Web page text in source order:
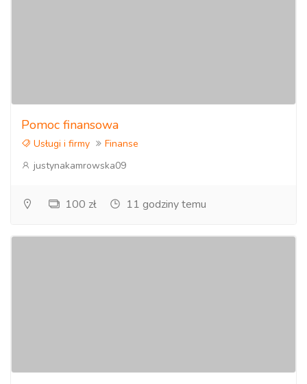
Pomoc finansowa
Usługi i firmy
Finanse
justynakamrowska09
100 zł 11 godziny temu